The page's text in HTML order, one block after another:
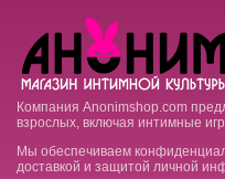
Компания Anonimshop.com
взрослых, включая интимные
Мы обеспечиваем
доставкой и защитой личной